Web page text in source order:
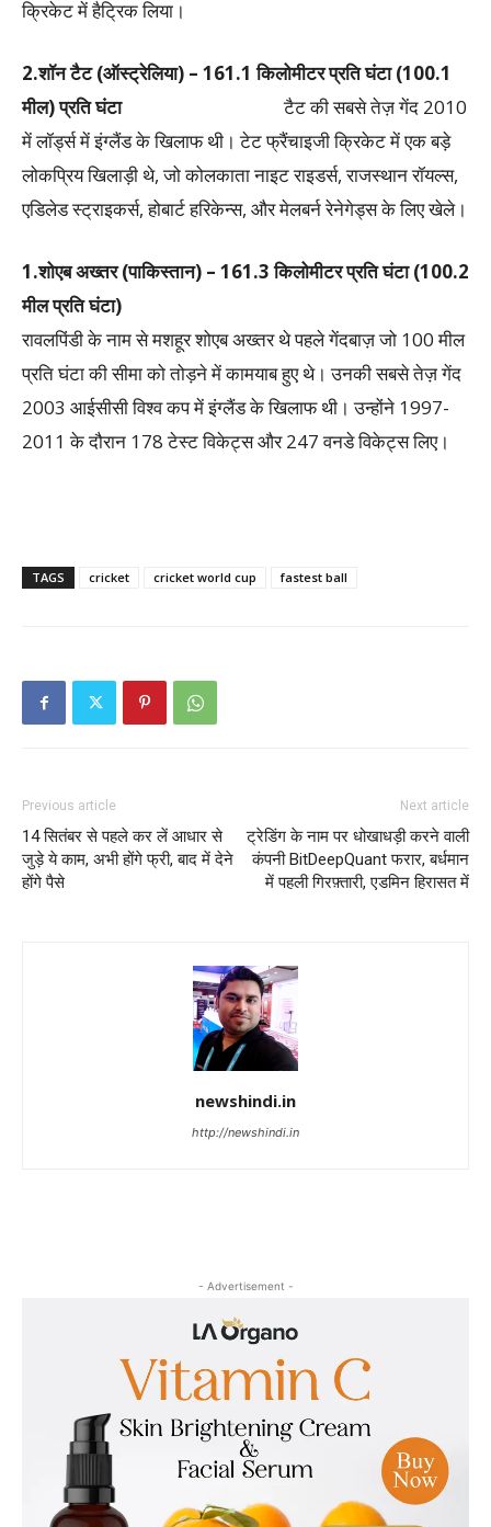
क्रिकेट में हैट्रिक लिया।
2.शॉन टैट (ऑस्ट्रेलिया) – 161.1 किलोमीटर प्रति घंटा (100.1
मील) प्रति घंटा
टैट की सबसे तेज़ गेंद 2010
में लॉर्ड्स में इंग्लैंड के खिलाफ थी। टेट फ्रैंचाइजी क्रिकेट में एक बड़े
लोकप्रिय खिलाड़ी थे, जो कोलकाता नाइट राइडर्स, राजस्थान रॉयल्स,
एडिलेड स्ट्राइकर्स, होबार्ट हरिकेन्स, और मेलबर्न रेनेगेड्स के लिए खेले।
1.शोएब अख्तर (पाकिस्तान) – 161.3 किलोमीटर प्रति घंटा (100.2
मील प्रति घंटा)
रावलपिंडी के नाम से मशहूर शोएब अख्तर थे पहले गेंदबाज़ जो 100 मील
प्रति घंटा की सीमा को तोड़ने में कामयाब हुए थे। उनकी सबसे तेज़ गेंद
2003 आईसीसी विश्व कप में इंग्लैंड के खिलाफ थी। उन्होंने 1997-
2011 के दौरान 178 टेस्ट विकेट्स और 247 वनडे विकेट्स लिए।
TAGS cricket cricket world cup fastest ball
Previous article
14 सितंबर से पहले कर लें आधार से
जुड़े ये काम, अभी होंगे फ्री, बाद में देने
होंगे पैसे
Next article
ट्रेडिंग के नाम पर धोखाधड़ी करने वाली
कंपनी BitDeepQuant फरार, बर्धमान
में पहली गिरफ़्तारी, एडमिन हिरासत में
newshindi.in
http://newshindi.in
- Advertisement -